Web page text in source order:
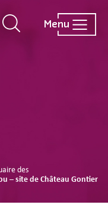
Menu
des
– site de Château Gontier